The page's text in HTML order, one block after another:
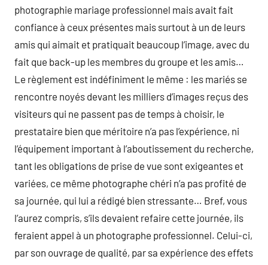
photographie mariage professionnel mais avait fait
confiance à ceux présentes mais surtout à un de leurs
amis qui aimait et pratiquait beaucoup l’image, avec du
fait que back-up les membres du groupe et les amis…
Le règlement est indéfiniment le même : les mariés se
rencontre noyés devant les milliers d’images reçus des
visiteurs qui ne passent pas de temps à choisir, le
prestataire bien que méritoire n’a pas l’expérience, ni
l’équipement important à l’aboutissement du recherche,
tant les obligations de prise de vue sont exigeantes et
variées, ce même photographe chéri n’a pas profité de
sa journée, qui lui a rédigé bien stressante… Bref, vous
l’aurez compris, s’ils devaient refaire cette journée, ils
feraient appel à un photographe professionnel. Celui-ci,
par son ouvrage de qualité, par sa expérience des effets